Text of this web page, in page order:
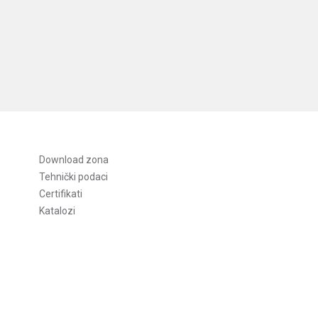
Download zona
Tehnički podaci
Certifikati
Katalozi